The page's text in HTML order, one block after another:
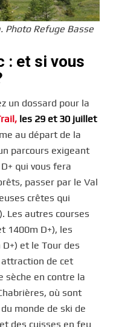
Photo Refuge Basse
: et si vous
un dossard pour la
les 29 et 30 juillet
au départ de la
parcours exigeant
qui vous fera
passer par le Val
crêtes qui
Les autres courses
1400m D+), les
et le Tour des
de cet
sèche en contre la
où sont
monde de ski de
des cuisses en feu